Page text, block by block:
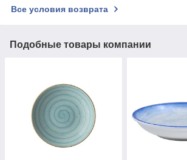
Все условия возврата
Подобные товары компании